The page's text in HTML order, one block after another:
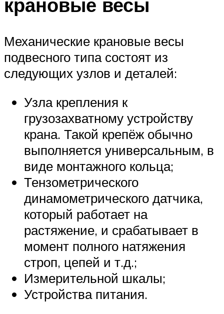
Механические крановые весы
подвесного типа состоят из
следующих узлов и деталей:
Узла крепления к
грузозахватному устройству
крана. Такой крепёж обычно
выполняется универсальным, в
виде монтажного кольца;
Тензометрического
динамометрического датчика,
который работает на
растяжение, и срабатывает в
момент полного натяжения
строп, цепей и т.д.;
Измерительной шкалы;
Устройства питания.